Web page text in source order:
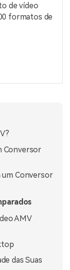
de vídeo
formatos de
Conversor
um Conversor
AMV
das Suas